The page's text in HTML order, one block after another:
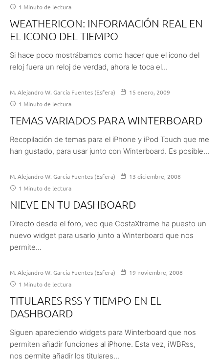
1 Minuto de lectura
WEATHERICON: INFORMACIÓN REAL EN
EL ICONO DEL TIEMPO
Si hace poco mostrábamos como hacer que el icono del
reloj fuera un reloj de verdad, ahora le toca el...
M. Alejandro W. García Fuentes (Esfera)
15 enero, 2009
1 Minuto de lectura
TEMAS VARIADOS PARA WINTERBOARD
Recopilación de temas para el iPhone y iPod Touch que me
han gustado, para usar junto con Winterboard. Es posible...
M. Alejandro W. García Fuentes (Esfera)
13 diciembre, 2008
1 Minuto de lectura
NIEVE EN TU DASHBOARD
Directo desde el foro, veo que CostaXtreme ha puesto un
nuevo widget para usarlo junto a Winterboard que nos
permite...
M. Alejandro W. García Fuentes (Esfera)
19 noviembre, 2008
1 Minuto de lectura
TITULARES RSS Y TIEMPO EN EL
DASHBOARD
Siguen apareciendo widgets para Winterboard que nos
permiten añadir funciones al iPhone. Esta vez, iWBRss,
nos permite añadir los titulares...